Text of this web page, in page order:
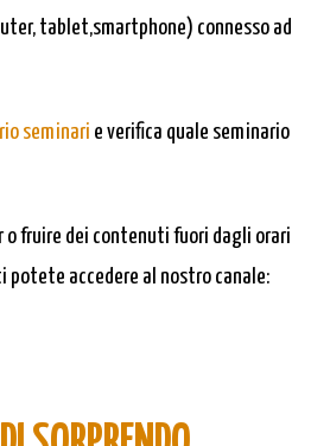
tablet,smartphone) connesso ad
seminari e verifica quale seminario
o fruire dei contenuti fuori dagli orari
potete accedere al nostro canale: